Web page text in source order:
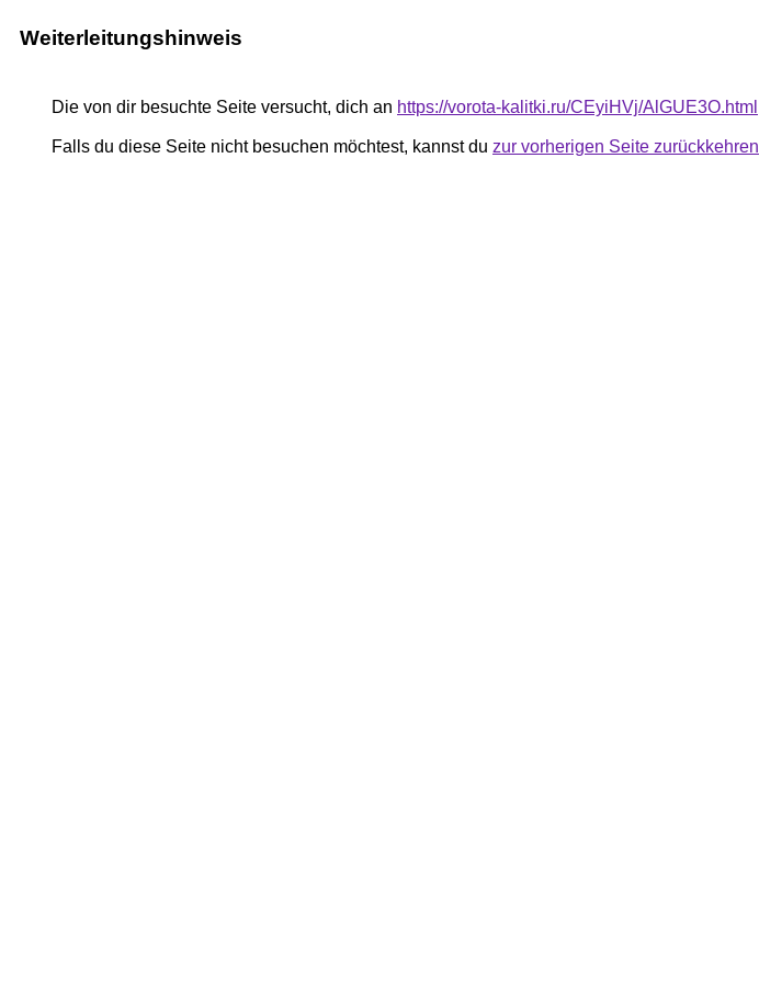
Weiterleitungshinweis
Die von dir besuchte Seite versucht, dich an https://vorota-kalitki.ru/CEyiHVj/AlGUE3O.html
Falls du diese Seite nicht besuchen möchtest, kannst du zur vorherigen Seite zurückkehren